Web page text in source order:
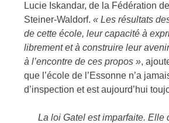
Lucie Iskandar, de la Fédération
Steiner-Waldorf.«Les résultats
de cette école, leur capacité à
librement et à construire leur
à l’encontre de ces propos »,
que l’école de l’Essonne n’a
d’inspection et est aujourd’hui
La loi Gatel est imparfaite. Elle